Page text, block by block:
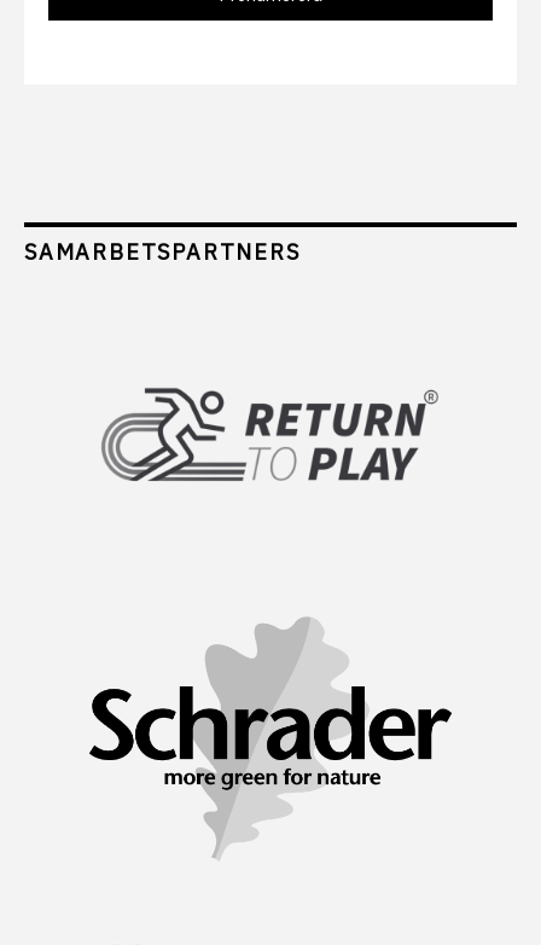
SAMARBETSPARTNERS